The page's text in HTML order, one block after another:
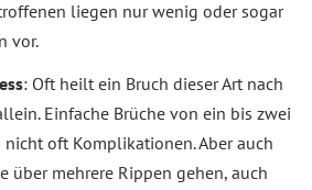
liegen nur wenig oder sogar
vor.
: Oft heilt ein Bruch dieser Art nach
Einfache Brüche von ein bis zwei
nicht oft Komplikationen. Aber auch
über mehrere Rippen gehen, auch